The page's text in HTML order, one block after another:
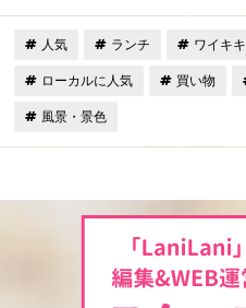
人気 ランチ ワイキキ
ローカルに人気 買い物
風景・景色